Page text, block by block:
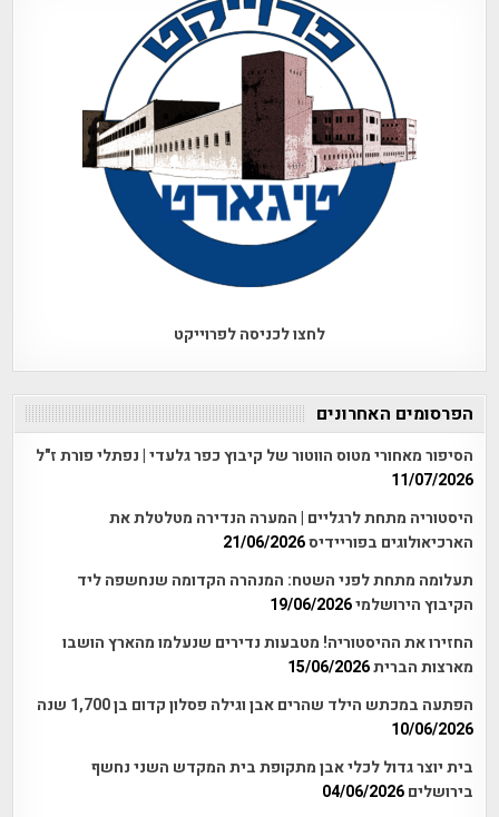
לחצו לכניסה לפרוייקט
הפרסומים האחרונים
הסיפור מאחורי מטוס הווטור של קיבוץ כפר גלעדי | נפתלי פורת ז"ל
11/07/2026
היסטוריה מתחת לרגליים | המערה הנדירה מטלטלת את
הארכיאולוגים בפוריידיס21/06/2026
תעלומה מתחת לפני השטח: המנהרה הקדומה שנחשפה ליד
הקיבוץ הירושלמי19/06/2026
החזירו את ההיסטוריה! מטבעות נדירים שנעלמו מהארץ הושבו
מארצות הברית15/06/2026
הפתעה במכתש הילד שהרים אבן וגילה פסלון קדום בן 1,700 שנה
10/06/2026
בית יוצר גדול לכלי אבן מתקופת בית המקדש השני נחשף
בירושלים 04/06/2026